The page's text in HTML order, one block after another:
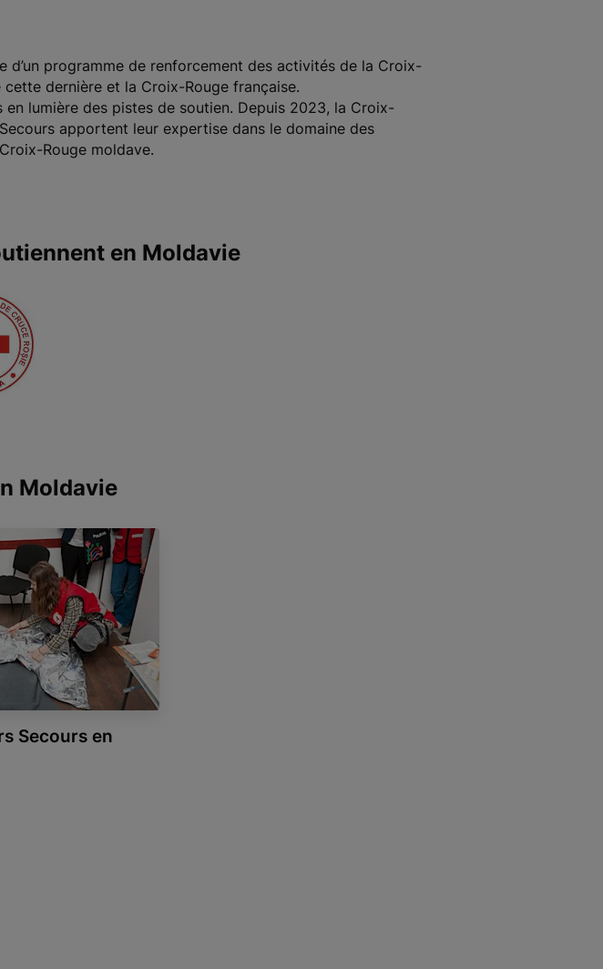
programme de renforcement des activités de la Croix-
dernière et la Croix-Rouge française.
lumière des pistes de soutien. Depuis 2023, la Croix-
apportent leur expertise dans le domaine des
Rouge moldave.
en Moldavie
Moldavie
Secours en